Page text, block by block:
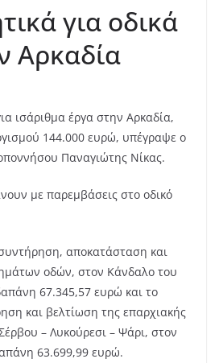
για οδικά
Αρκαδία
ισάριθμα έργα στην Αρκαδία,
144.000 ευρώ, υπέγραψε ο
Παναγιώτης Νίκας.
με παρεμβάσεις στο οδικό
αποκατάσταση και
οδών, στον Κάνδαλο του
67.345,57 ευρώ και το
και βελτίωση της επαρχιακής
– Λυκούρεσι – Ψάρι, στον
63.699,99 ευρώ.